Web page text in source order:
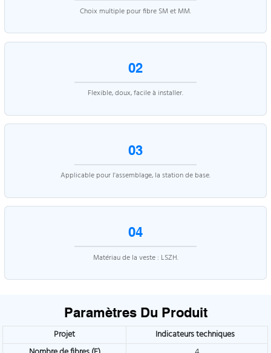
Choix multiple pour fibre SM et MM.
02
Flexible, doux, facile à installer.
03
Applicable pour l'assemblage, la station de base.
04
Matériau de la veste : LSZH.
Paramètres Du Produit
Projet
Indicateurs techniques